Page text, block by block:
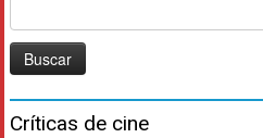
Críticas de cine